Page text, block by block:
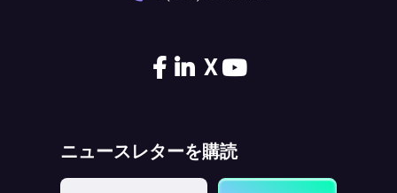
X
ニュースレターを購読